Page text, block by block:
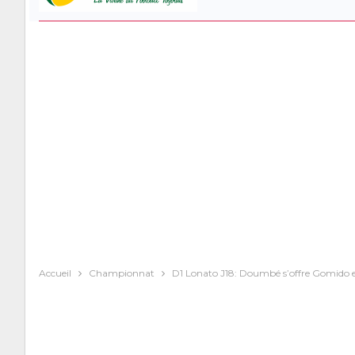
Accueil Championnat D1 Lonato J18: Doumbé s’offre Gomido